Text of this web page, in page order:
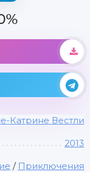
Катрине Вестли
2013
/ Приключения